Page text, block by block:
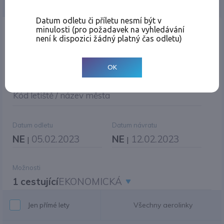
Místo odletu
Kód letiště / název města
Datum odletu
NE | 05.02.2023
Datum návratu
NE | 12.02.2023
Možnosti
1 cestujícíEKONOMICKÁ
Jen přímé lety Všechny aerolinky
Datum odletu či příletu nesmí být v
minulosti (pro požadavek na vyhledávání
není k dispozici žádný platný čas odletu)
OK